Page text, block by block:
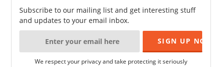
Subscribe to our mailing list and get interesting stuff
and updates to your email inbox.
We respect your privacy and take protecting it seriously